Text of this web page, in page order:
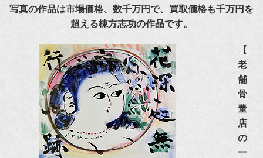
写真の作品は市場価格、数千万円で、買取価格も千万円を
超える棟方志功の作品です。
【
老
舗
骨
董
店
の
一